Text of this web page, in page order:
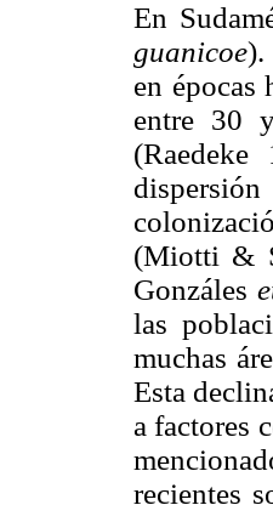
En
guanicoe).
en épocas
entre 30
(Miotti &
Gonzáles
las
muchas
Esta
a factores
recientes